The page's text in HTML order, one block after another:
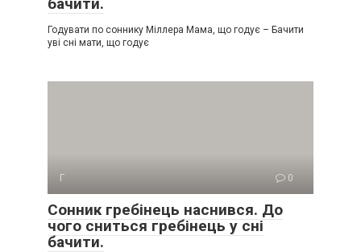
Годувати по соннику Міллера Мама, що годує – Бачити
уві сні мати, що годує
Г 0
Сонник гребінець наснився. До
чого сниться гребінець у сні
бачити.